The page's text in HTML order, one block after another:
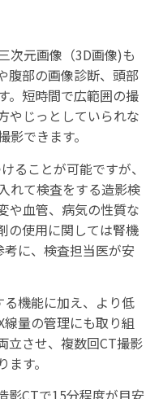
次元画像（3D画像)も
腹部の画像診断、頭部
。短時間で広範囲の撮
やじっとしていられな
できます。
ることが可能ですが、
れて検査をする造影検
や血管、病気の性質な
の使用に関しては腎機
に、検査担当医が安
機能に加え、より低
量の管理にも取り組
立させ、複数回CT撮影
す。